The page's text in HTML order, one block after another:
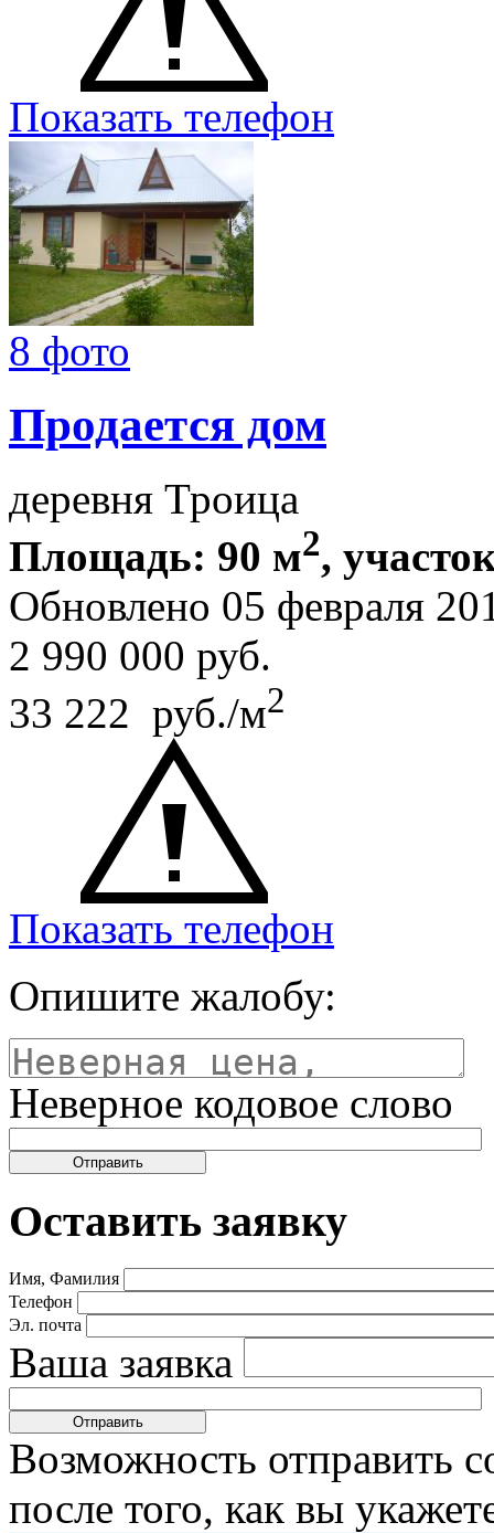
Показать телефон
8 фото
Продается дом
деревня Троица
Площадь: 90 м2,
Обновлено 05 февраля
2 990 000 руб.
33 222 руб./м2
Показать телефон
Опишите жалобу:
Неверное кодовое слово
Оставить заявку
Имя, Фамилия
Телефон
Эл. почта
Ваша заявка
Возможность отправить
после того, как вы